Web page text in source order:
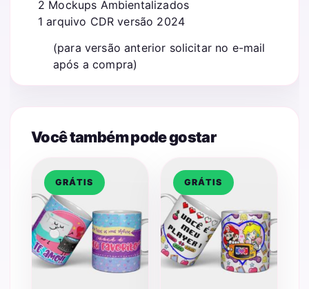
2 Mockups Ambientalizados
1 arquivo CDR versão 2024
(para versão anterior solicitar no e-mail
após a compra)
Você também pode gostar
GRÁTIS GRÁTIS